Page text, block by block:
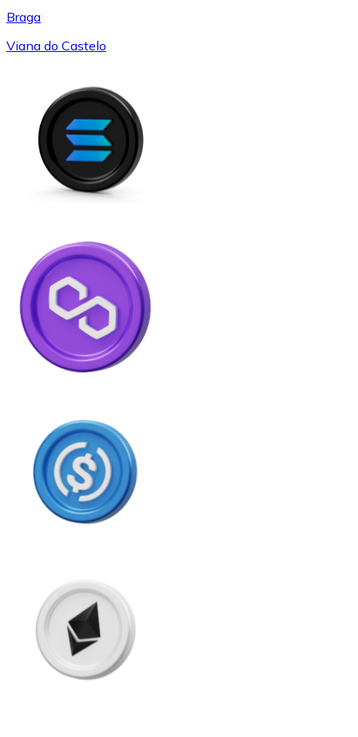
Braga
Viana do Castelo